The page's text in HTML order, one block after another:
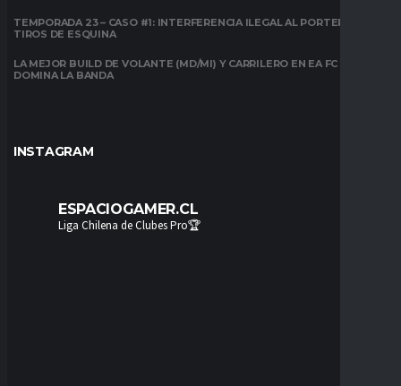
TEMPORADA 23 – CASO #1: INTERFERENCIA ILEGAL AL PORTERO EN
TIROS DE ESQUINA
LA MEJOR BUILD DE VOLANTE (MD/MI) Y CARRILERO EN EA FC 26:
DOMINA LA BANDA
INSTAGRAM
ESPACIOGAMER.CL
Liga Chilena de Clubes Pro🏆